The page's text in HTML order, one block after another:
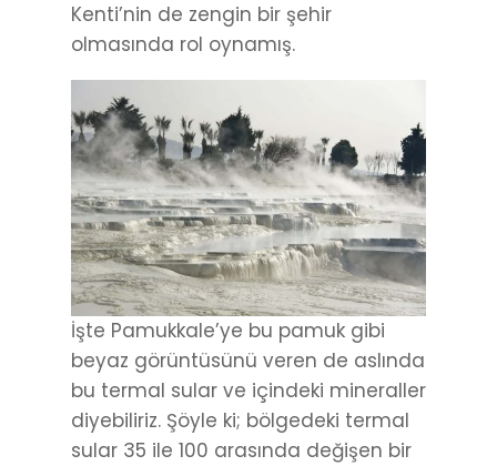
Kenti’nin de zengin bir şehir
olmasında rol oynamış.
İşte Pamukkale’ye bu pamuk gibi
beyaz görüntüsünü veren de aslında
bu termal sular ve içindeki mineraller
diyebiliriz. Şöyle ki; bölgedeki termal
sular 35 ile 100 arasında değişen bir